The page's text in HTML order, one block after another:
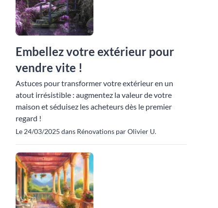
Embellez votre extérieur pour
vendre vite !
Astuces pour transformer votre extérieur en un
atout irrésistible : augmentez la valeur de votre
maison et séduisez les acheteurs dès le premier
regard !
Le 24/03/2025 dans Rénovations par Olivier U.